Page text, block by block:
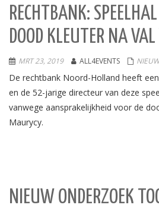
RECHTBANK:
DOOD KLEUTER NA
MRT 23, 2019 ALL4EVENTS
De rechtbank Noord-Holland heeft
en de 52-jarige directeur van deze
vanwege aansprakelijkheid voor de
Maurycy.
NIEUW ONDERZOEK